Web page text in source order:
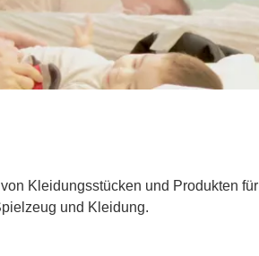
Kleidungsstücken und Produkten für
und Kleidung.